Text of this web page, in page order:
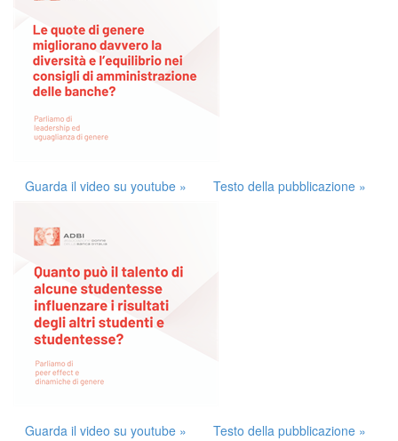
Guarda il video su youtube » Testo della pubblicazione »
Guarda il video su youtube » Testo della pubblicazione »